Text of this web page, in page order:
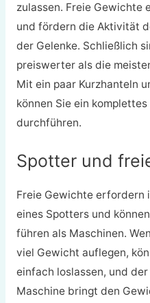
zulassen. Freie Gewichte
und fördern die Aktivität
der Gelenke. Schließlich
preiswerter als die
Mit ein paar Kurzhanteln
können Sie ein
durchführen.
Spotter und
Freie Gewichte erfordern
eines Spotters und
führen als Maschinen.
viel Gewicht auflegen,
einfach loslassen, und
Maschine bringt den